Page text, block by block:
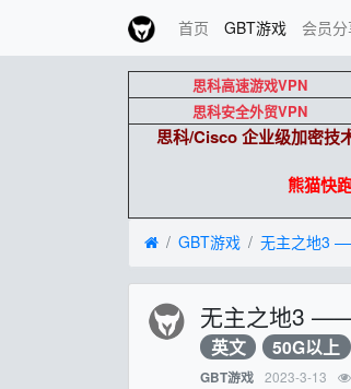
首页 GBT游戏 会员分
思科高速游戏VPN
思科安全外贸VPN
思科/Cisco 企业级加密技
熊猫快跑-思
GBT游戏 无主之地3
无主之地3
英文
50G以上
GBT游戏 2023-3-13